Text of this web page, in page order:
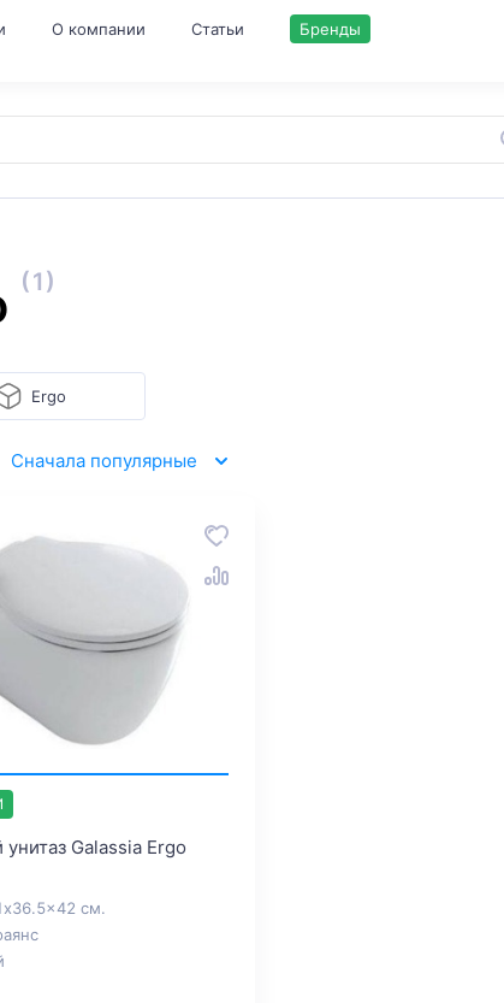
О компании Статьи
Бренды
(1)
Ergo
Сначала популярные
Galassia Ergo
см.